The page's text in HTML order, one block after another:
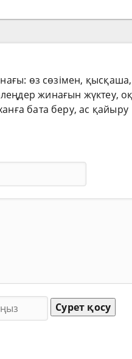
өз сөзімен,
жинағын жүктеу,
бата беру, ас қайыру
Сурет қосу